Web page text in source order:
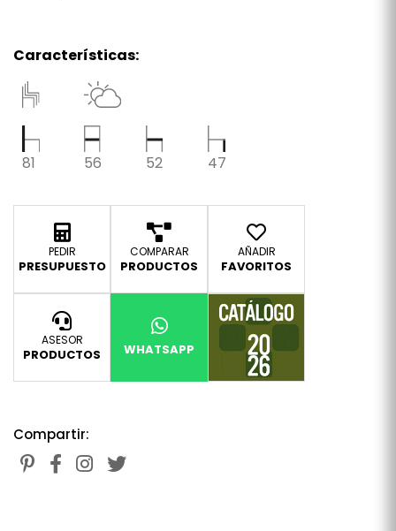
Características:
81 56 52 47
PEDIR
PRESUPUESTO
COMPARAR
PRODUCTOS
AÑADIR
FAVORITOS
ASESOR
PRODUCTOS WHATSAPP
Compartir: